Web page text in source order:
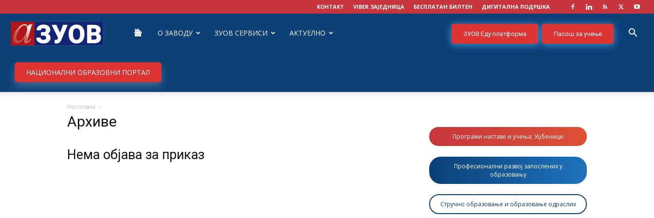
КОНТАКТ VIBER ЗАЈЕДНИЦА БЕСПЛАТАН БИЛТЕН ДИГИТАЛНА ПОДРШКА
ЗУОВ Еду платформа Пасош за учење
за
образовања
О ЗАВОДУ ЗУОВ СЕРВИСИ АКТУЕЛНО
НАЦИОНАЛНИ ОБРАЗОВНИ ПОРТАЛ
Насловна
Архиве
Нема објава за приказ
Програми наставе и учења; Уџбеници
Професионални развој запослених у
образовању
Стручно образовање и образовање одраслих